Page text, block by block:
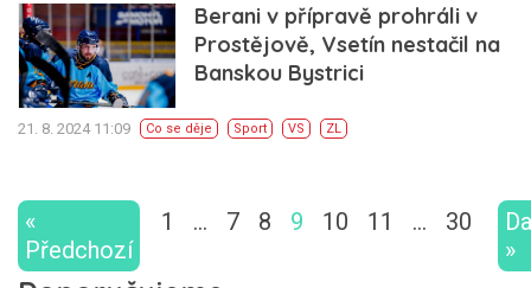
Berani v přípravě prohráli v
Prostějově, Vsetín nestačil na
Banskou Bystrici
21. 8. 2024 11:09 Co se děje Sport VS ZL
«
Předchozí
1 … 7 8 9 10 11 … 30
»